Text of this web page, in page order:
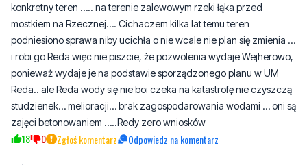
Pan i Pani czwartek, 26 sierpnia 2021 - 07:37:42
Teraz czekamy na cudowne pozwolenie pod które zmienia się
projekt zagospodarowania Betlejem…tak przy okazji obejmuje
konkretny teren ….. na terenie zalewowym rzeki łąka przed
mostkiem na Rzecznej…. Cichaczem kilka lat temu teren
podniesiono sprawa niby ucichła o nie wcale nie plan się zmienia …
i robi go Reda więc nie piszcie, że pozwolenia wydaje Wejherowo,
ponieważ wydaje je na podstawie sporządzonego planu w UM
Reda.. ale Reda wody się nie boi czeka na katastrofę nie czyszczą